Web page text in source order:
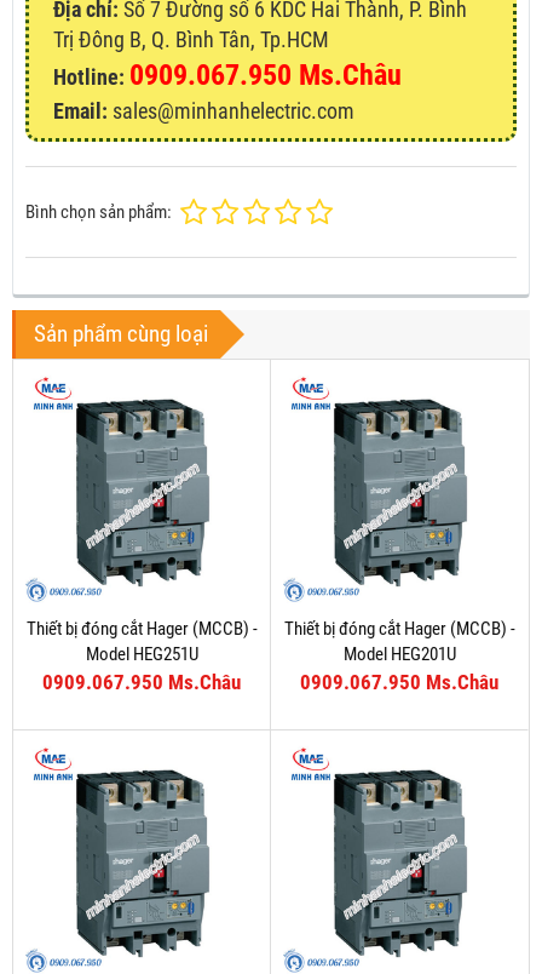
Địa chỉ: Số 7 Đường số 6 KDC Hai Thành, P. Bình
Trị Đông B, Q. Bình Tân, Tp.HCM
Hotline: 0909.067.950 Ms.Châu
Email: sales@minhanhelectric.com
Bình chọn sản phẩm:
Sản phẩm cùng loại
Thiết bị đóng cắt Hager (MCCB) -
Model HEG251U
0909.067.950 Ms.Châu
Thiết bị đóng cắt Hager (MCCB) -
Model HEG201U
0909.067.950 Ms.Châu